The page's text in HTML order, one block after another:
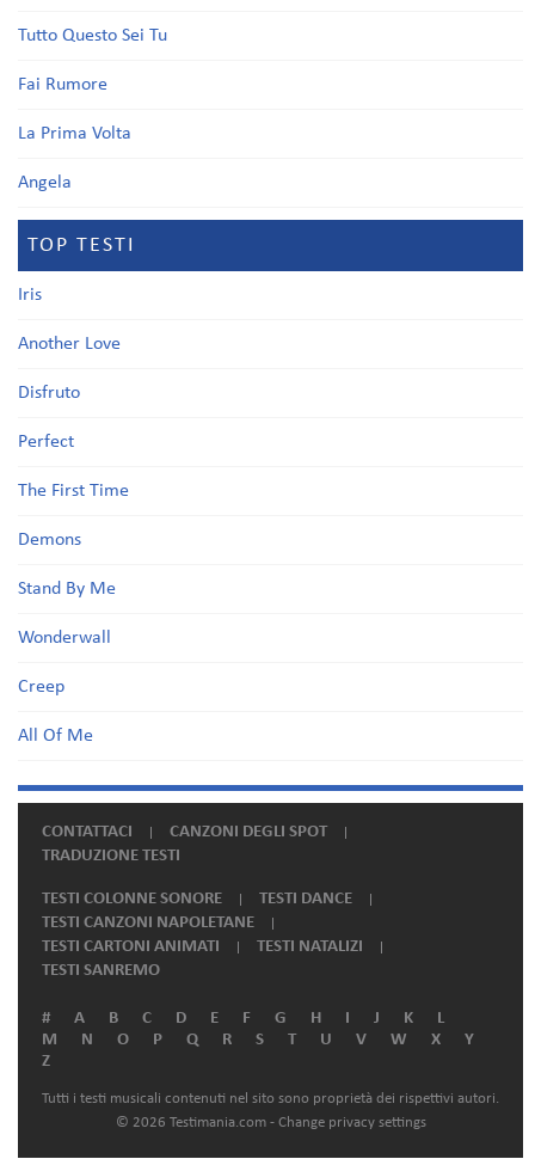
Tutto Questo Sei Tu
Fai Rumore
La Prima Volta
Angela
TOP TESTI
Iris
Another Love
Disfruto
Perfect
The First Time
Demons
Stand By Me
Wonderwall
Creep
All Of Me
CONTATTACI
CANZONI DEGLI SPOT
TRADUZIONE TESTI
TESTI COLONNE SONORE
TESTI DANCE
TESTI CANZONI NAPOLETANE
TESTI CARTONI ANIMATI
TESTI NATALIZI
TESTI SANREMO
# A B C D E F G H I J K
L
M
N O P Q R S T U V W X
Y
Z
Tutti i testi musicali contenuti nel sito sono proprietà dei rispettivi autori.
© 2026 Testimania.com - Change privacy settings